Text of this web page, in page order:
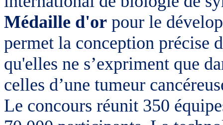
Médaille d'or pour le
permet la conception précise
qu'elles ne s’expriment que
celles d’une tumeur
Le concours réunit 350